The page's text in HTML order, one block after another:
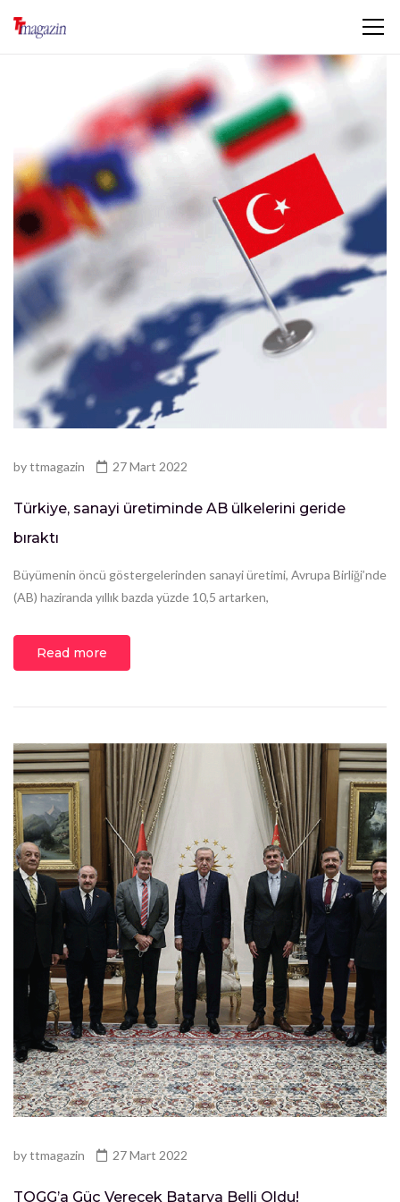
byttmagazin 27 Mart 2022
Türkiye, sanayi üretiminde AB ülkelerini geride
bıraktı
Büyümenin öncü göstergelerinden sanayi üretimi, Avrupa Birliği’nde
(AB) haziranda yıllık bazda yüzde 10,5 artarken,
Read more
byttmagazin 27 Mart 2022
TOGG’a Güç Verecek Batarya Belli Oldu!